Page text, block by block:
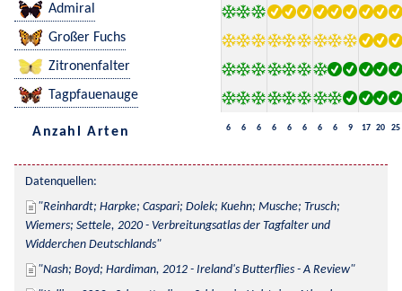
Admiral
Großer Fuchs
Zitronenfalter
Tagpfauenauge
Anzahl Arten 6 6 6 6 6 6 6 6 9 17 20 25
Datenquellen:
Reinhardt; Harpke; Caspari; Dolek; Kuehn; Musche; Trusch;
Wiemers; Settele, 2020 - Verbreitungsatlas der Tagfalter und
Widderchen Deutschlands
Nash; Boyd; Hardiman, 2012 - Ireland's Butterflies - A Review